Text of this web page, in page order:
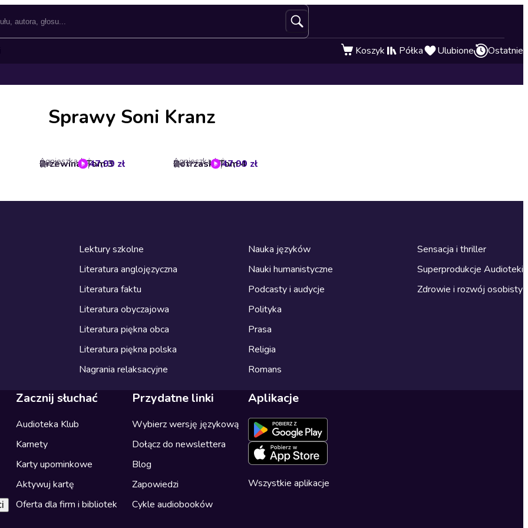
Koszyk Półka Ulubione Ostatnie
Sprawy Soni Kranz
Przewina. Tom 3
Agnieszka Jeż
4.2 47,99 zł Potrzask. Tom 4
Agnieszka Jeż
4.4 47,99 zł
Lektury szkolne
Literatura anglojęzyczna
Literatura faktu
Literatura obyczajowa
Literatura piękna obca
Literatura piękna polska
Nagrania relaksacyjne
Nauka języków
Nauki humanistyczne
Podcasty i audycje
Polityka
Prasa
Religia
Romans
Sensacja i thriller
Superprodukcje Audioteki
Zdrowie i rozwój osobisty
Zacznij słuchać
Audioteka Klub
Karnety
Karty upominkowe
Aktywuj kartę
Oferta dla firm i bibliotek
Przydatne linki
Wybierz wersję językową
Dołącz do newslettera
Blog
Zapowiedzi
Cykle audiobooków
Aplikacje
Wszystkie aplikacje